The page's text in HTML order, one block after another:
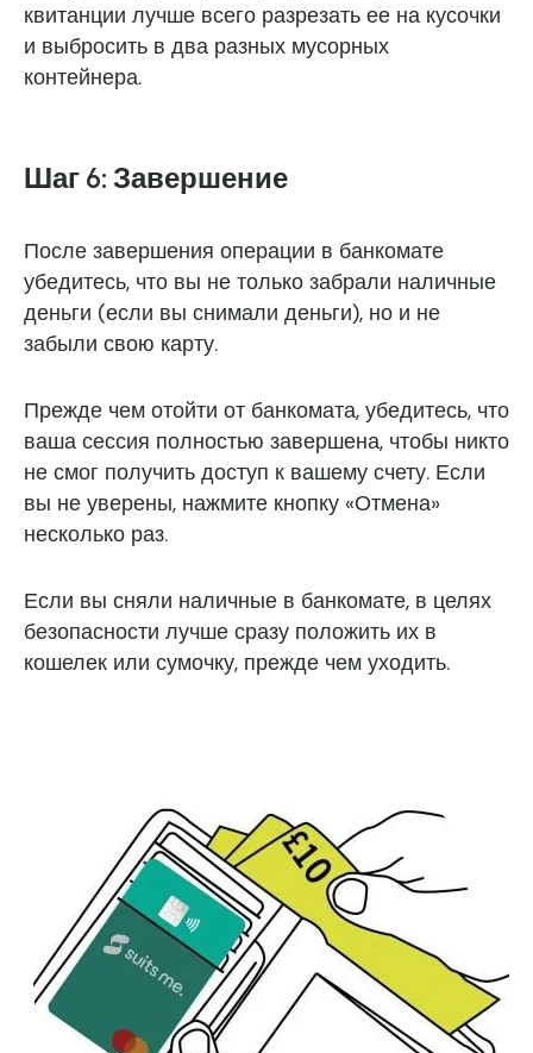
квитанции лучше всего разрезать ее на кусочки
и выбросить в два разных мусорных
контейнера.
Шаг 6: Завершение
После завершения операции в банкомате
убедитесь, что вы не только забрали наличные
деньги (если вы снимали деньги), но и не
забыли свою карту.
Прежде чем отойти от банкомата, убедитесь, что
ваша сессия полностью завершена, чтобы никто
не смог получить доступ к вашему счету. Если
вы не уверены, нажмите кнопку «Отмена»
несколько раз.
Если вы сняли наличные в банкомате, в целях
безопасности лучше сразу положить их в
кошелек или сумочку, прежде чем уходить.